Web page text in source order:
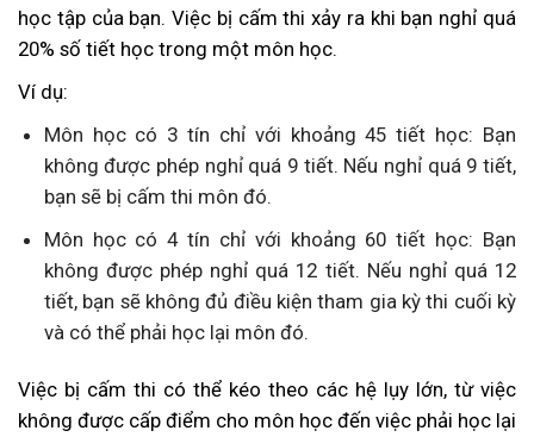
học tập của bạn. Việc bị cấm thi xảy ra khi bạn nghỉ quá
20% số tiết học trong một môn học.
Ví dụ:
Môn học có 3 tín chỉ với khoảng 45 tiết học: Bạn
không được phép nghỉ quá 9 tiết. Nếu nghỉ quá 9 tiết,
bạn sẽ bị cấm thi môn đó.
Môn học có 4 tín chỉ với khoảng 60 tiết học: Bạn
không được phép nghỉ quá 12 tiết. Nếu nghỉ quá 12
tiết, bạn sẽ không đủ điều kiện tham gia kỳ thi cuối kỳ
và có thể phải học lại môn đó.
Việc bị cấm thi có thể kéo theo các hệ lụy lớn, từ việc
không được cấp điểm cho môn học đến việc phải học lại